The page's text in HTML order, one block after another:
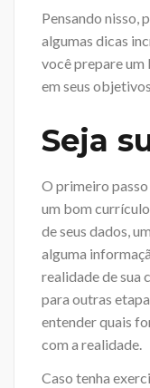
Pensando nisso,
algumas dicas
você prepare
em seus
Seja
O primeiro
um bom
de seus dados,
alguma
realidade de sua
para outras
entender quais
com a realidade.
Caso tenha